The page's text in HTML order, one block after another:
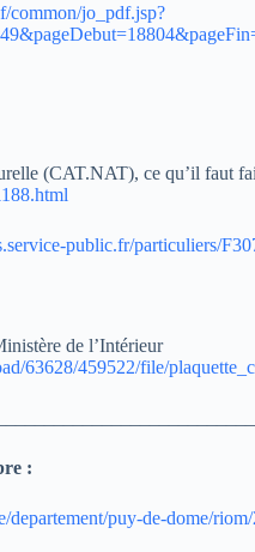
common/jo_pdf.jsp?
(CAT.NAT), ce qu’il faut
public.fr/particuliers/
de l’Intérieur
63628/459522/file/
:
puy-de-dome/